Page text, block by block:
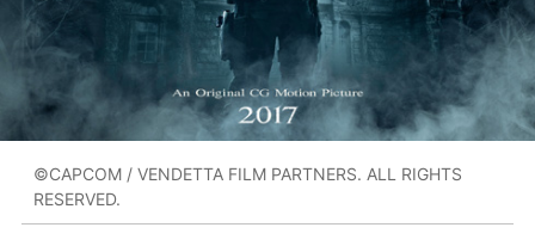
©CAPCOM / VENDETTA FILM PARTNERS. ALL RIGHTS
RESERVED.